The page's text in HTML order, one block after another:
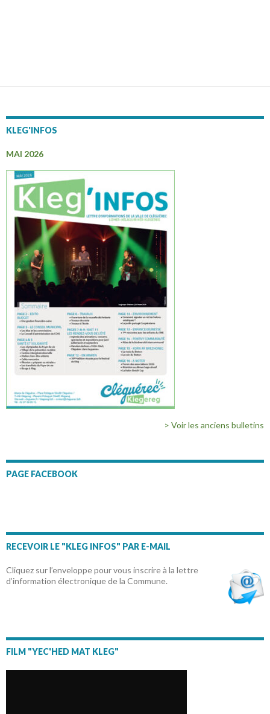
KLEG'INFOS
MAI 2026
> Voir les anciens bulletins
PAGE FACEBOOK
RECEVOIR LE "KLEG INFOS" PAR E-MAIL
Cliquez sur l’enveloppe pour vous inscrire à la lettre
d’information électronique de la Commune.
FILM "YEC'HED MAT KLEG"